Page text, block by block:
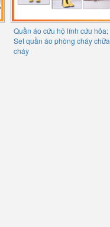
Quần áo cứu hộ lính cứu hỏa;
Set quần áo phòng cháy chữa
cháy